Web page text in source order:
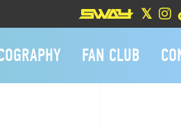
FAN CLUB